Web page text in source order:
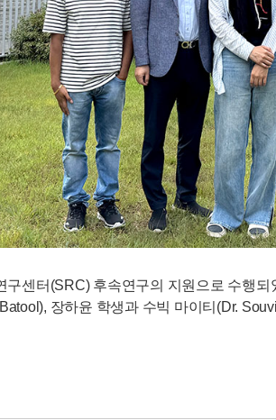
센터(SRC) 후속연구의 지원으로 수행
장하윤 학생과 수빅 마이티(Dr.